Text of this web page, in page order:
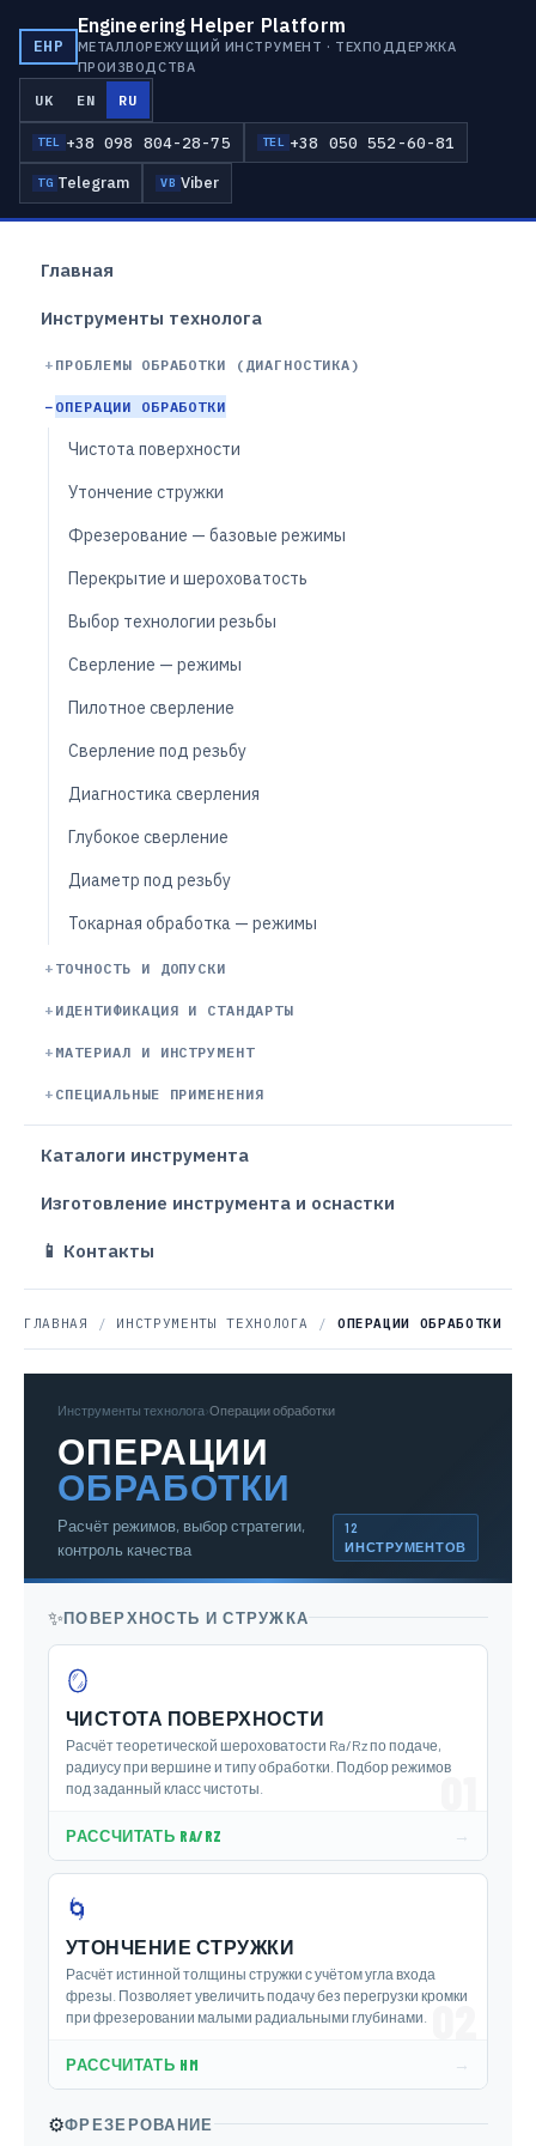
EHP
Engineering Helper Platform
МЕТАЛЛОРЕЖУЩИЙ ИНСТРУМЕНТ · ТЕХПОДДЕРЖКА
ПРОИЗВОДСТВА
UK EN RU
TEL +38 098 804-28-75 TEL +38 050 552-60-81
TG Telegram VB Viber
Главная
Инструменты технолога
ПРОБЛЕМЫ ОБРАБОТКИ (ДИАГНОСТИКА)
ОПЕРАЦИИ ОБРАБОТКИ
Чистота поверхности
Утончение стружки
Фрезерование — базовые режимы
Перекрытие и шероховатость
Выбор технологии резьбы
Сверление — режимы
Пилотное сверление
Сверление под резьбу
Диагностика сверления
Глубокое сверление
Диаметр под резьбу
Токарная обработка — режимы
ТОЧНОСТЬ И ДОПУСКИ
ИДЕНТИФИКАЦИЯ И СТАНДАРТЫ
МАТЕРИАЛ И ИНСТРУМЕНТ
СПЕЦИАЛЬНЫЕ ПРИМЕНЕНИЯ
Каталоги инструмента
Изготовление инструмента и оснастки
📱 Контакты
ГЛАВНАЯ / ИНСТРУМЕНТЫ ТЕХНОЛОГА / ОПЕРАЦИИ ОБРАБОТКИ
Инструменты технолога ›Операции обработки
ОПЕРАЦИИ
ОБРАБОТКИ
Расчёт режимов, выбор стратегии,
контроль качества
12
ИНСТРУМЕНТОВ
✨ПОВЕРХНОСТЬ И СТРУЖКА
01
🪞
ЧИСТОТА ПОВЕРХНОСТИ
Расчёт теоретической шероховатости Ra/Rz по подаче,
радиусу при вершине и типу обработки. Подбор режимов
под заданный класс чистоты.
РАССЧИТАТЬ RA/RZ →
02
🌀
УТОНЧЕНИЕ СТРУЖКИ
Расчёт истинной толщины стружки с учётом угла входа
фрезы. Позволяет увеличить подачу без перегрузки кромки
при фрезеровании малыми радиальными глубинами.
РАССЧИТАТЬ HM →
⚙️ФРЕЗЕРОВАНИЕ